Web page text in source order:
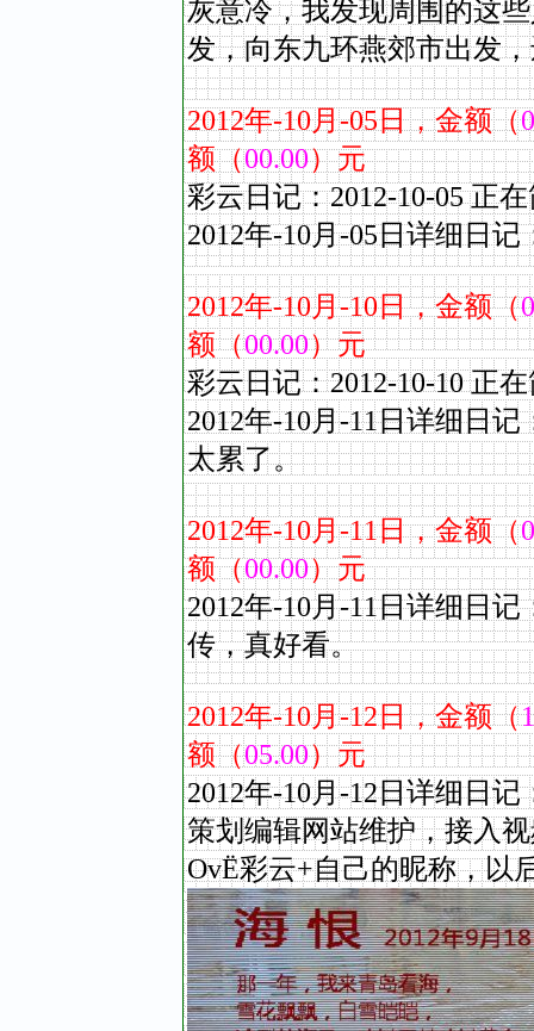
灰意冷，我发现周围的这
发，向东九环燕郊市出发
2012年-10月-05日，金额（
额（00.00）元
彩云日记：2012-10-05 正
2012年-10月-05日详细日记
2012年-10月-10日，金额（
额（00.00）元
彩云日记：2012-10-10 正
2012年-10月-11日详细日记
太累了。
2012年-10月-11日，金额（
额（00.00）元
2012年-10月-11日详细日记
传，真好看。
2012年-10月-12日，金额（
额（05.00）元
2012年-10月-12日详细日记
策划编辑网站维护，接入
OvЁ彩云+自己的昵称，以